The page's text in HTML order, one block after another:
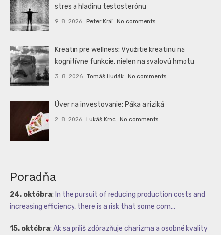
stres a hladinu testosterónu
9. 8. 2026 Peter Kráľ No comments
Kreatín pre wellness: Využitie kreatínu na
kognitívne funkcie, nielen na svalovú hmotu
3. 8. 2026 Tomáš Hudák No comments
Úver na investovanie: Páka a riziká
2. 8. 2026 Lukáš Kroc No comments
Poradňa
24. októbra: In the pursuit of reducing production costs and
increasing efficiency, there is a risk that some com...
15. októbra: Ak sa príliš zdôrazňuje charizma a osobné kvality